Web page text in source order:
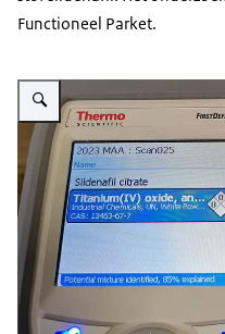
Functioneel Parket.
Vergroot afbeelding Tabletten